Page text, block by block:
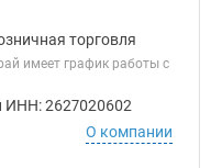
торговля
имеет график работы с
ИНН: 2627020602
О компании